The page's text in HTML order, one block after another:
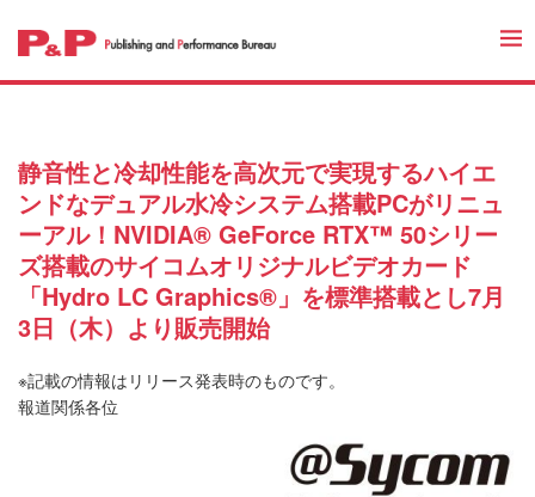
静音性と冷却性能を高次元で実現するハイエ
ンドなデュアル水冷システム搭載PCがリニュ
ーアル！NVIDIA® GeForce RTX™ 50シリー
ズ搭載のサイコムオリジナルビデオカード
「Hydro LC Graphics®」を標準搭載とし7月
3日（木）より販売開始
※記載の情報はリリース発表時のものです。
報道関係各位